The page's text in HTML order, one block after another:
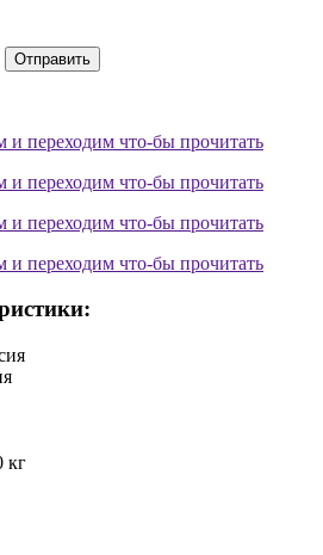
Отправить
и переходим что-бы прочитать
и переходим что-бы прочитать
и переходим что-бы прочитать
и переходим что-бы прочитать
кг